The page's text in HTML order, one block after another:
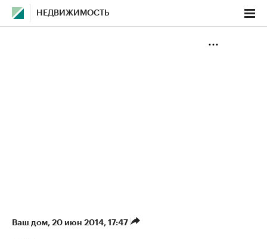
НЕДВИЖИМОСТЬ
Ваш дом⁠, 20 июн 2014, 17:47